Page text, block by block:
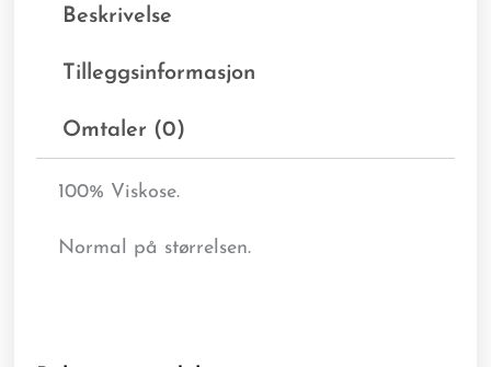
Beskrivelse
Tilleggsinformasjon
Omtaler (0)
100% Viskose.
Normal på størrelsen.